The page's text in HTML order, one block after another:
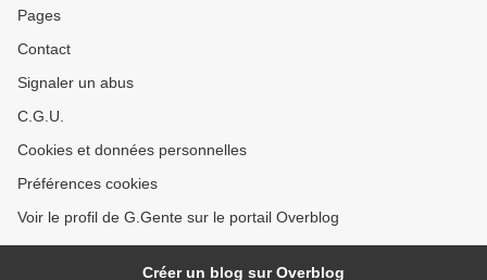
Pages
Contact
Signaler un abus
C.G.U.
Cookies et données personnelles
Préférences cookies
Voir le profil de G.Gente sur le portail Overblog
Créer un blog sur Overblog